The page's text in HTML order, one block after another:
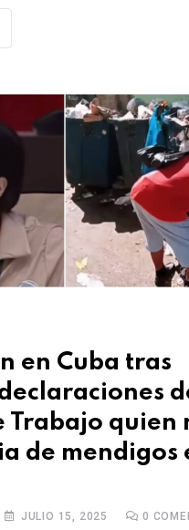
en Cuba tras
Trabajo quien
de mendigos
JULIO 15, 2025 0